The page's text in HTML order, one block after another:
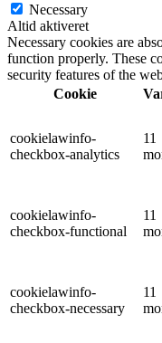
Necessary
Altid aktiveret
Necessary cookies are
function properly. These
security features of the
Cookie
cookielawinfo-
checkbox-analytics
11
cookielawinfo-
checkbox-functional
11
cookielawinfo-
checkbox-necessary
11